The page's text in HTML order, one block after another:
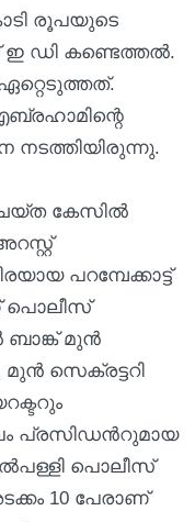
രൂപയുടെ
ഇ ഡി കണ്ടെത്തല്‍.
നടത്തിയിരുന്നു.
കേസില്‍
പറമ്പേക്കാട്ട്
പൊലീസ്
മുന്‍
സെക്രട്ടറി
പ്രസിഡന്‍റുമായ
പൊലീസ്
10 പേരാണ്